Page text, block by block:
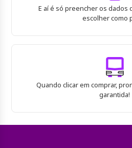
E aí é só preencher os dados
escolher como
Quando clicar em comprar,
garantida!